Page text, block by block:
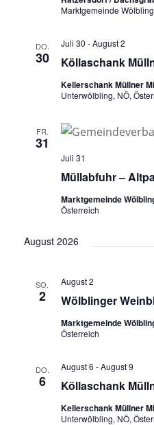
Marktgemeinde
DO.
30 Köllaschank
Juli 30 -August 2
Kellerschank Müllner
Unterwölbling, NÖ,
FR.
31
Müllabfuhr –
Juli 31
Marktgemeinde
Österreich
August 2026
SO.
2 Wölblinger
August 2
Marktgemeinde
Österreich
DO.
6 Köllaschank
August 6 -August 9
Kellerschank Müllner
Unterwölbling, NÖ,